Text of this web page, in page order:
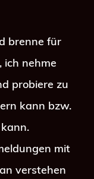
brenne für
ich nehme
probiere zu
kann bzw.
mit
verstehen